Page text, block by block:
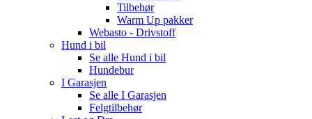
Tilbehør
Warm Up pakker
Webasto - Drivstoff
Hund i bil
Se alle Hund i bil
Hundebur
I Garasjen
Se alle I Garasjen
Felgtilbehør